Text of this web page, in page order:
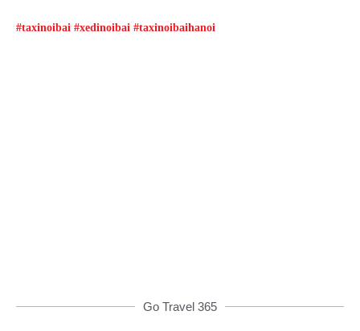
#taxinoibai #xedinoibai #taxinoibaihanoi
Go Travel 365